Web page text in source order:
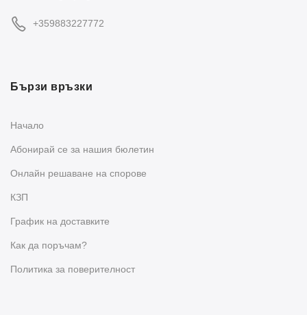
+359883227772
Бързи връзки
Начало
Абонирай се за нашия бюлетин
Oнлайн решаване на спорове
КЗП
График на доставките
Как да поръчам?
Политика за поверителност